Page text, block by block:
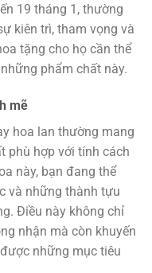
19 tháng 1, thường
kiên trì, tham vọng và
tặng cho họ cần thể
phẩm chất này.
mẽ
hoa lan thường mang
phù hợp với tính cách
này, bạn đang thể
và những thành tựu
Điều này không chỉ
nhận mà còn khuyến
những mục tiêu